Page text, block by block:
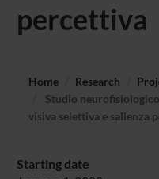
percettiva
Home Research
Studio
visiva selettiva e salienza
Starting date